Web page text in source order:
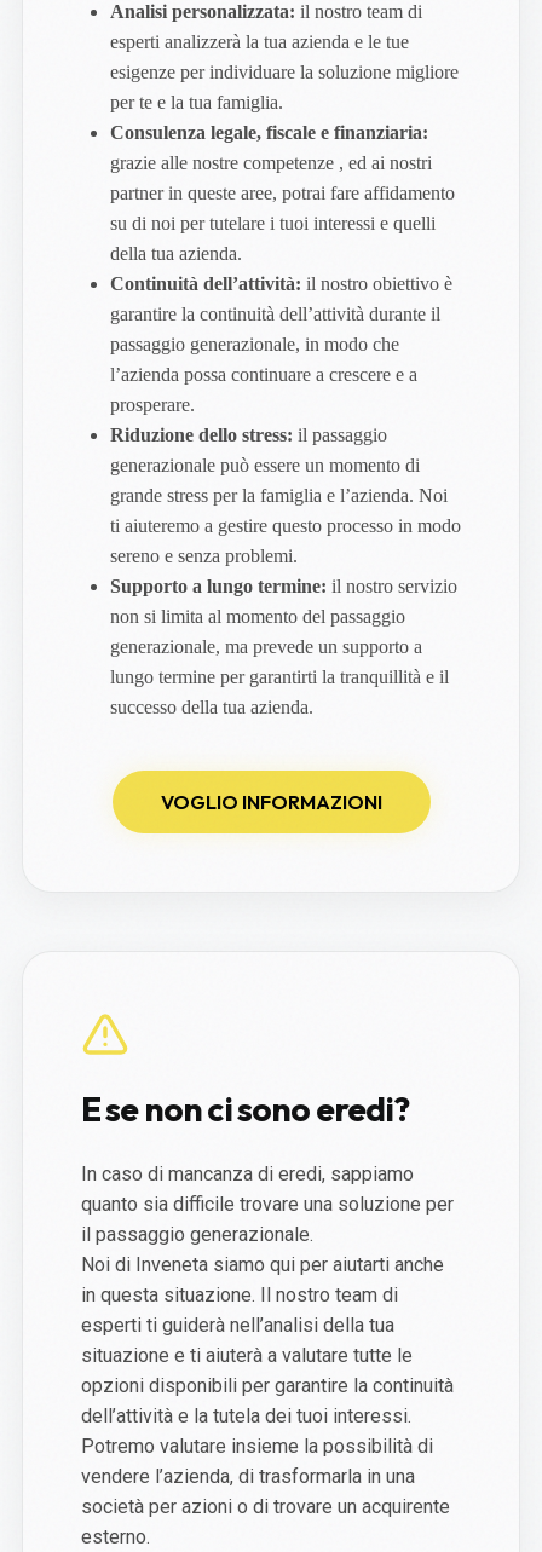
Analisi personalizzata: il nostro team di
esperti analizzerà la tua azienda e le tue
esigenze per individuare la soluzione migliore
per te e la tua famiglia.
Consulenza legale, fiscale e finanziaria:
grazie alle nostre competenze , ed ai nostri
partner in queste aree, potrai fare affidamento
su di noi per tutelare i tuoi interessi e quelli
della tua azienda.
Continuità dell’attività: il nostro obiettivo è
garantire la continuità dell’attività durante il
passaggio generazionale, in modo che
l’azienda possa continuare a crescere e a
prosperare.
Riduzione dello stress: il passaggio
generazionale può essere un momento di
grande stress per la famiglia e l’azienda. Noi
ti aiuteremo a gestire questo processo in modo
sereno e senza problemi.
Supporto a lungo termine: il nostro servizio
non si limita al momento del passaggio
generazionale, ma prevede un supporto a
lungo termine per garantirti la tranquillità e il
successo della tua azienda.
VOGLIO INFORMAZIONI
E se non ci sono eredi?
In caso di mancanza di eredi, sappiamo
quanto sia difficile trovare una soluzione per
il passaggio generazionale.
Noi di Inveneta siamo qui per aiutarti anche
in questa situazione. Il nostro team di
esperti ti guiderà nell’analisi della tua
situazione e ti aiuterà a valutare tutte le
opzioni disponibili per garantire la continuità
dell’attività e la tutela dei tuoi interessi.
Potremo valutare insieme la possibilità di
vendere l’azienda, di trasformarla in una
società per azioni o di trovare un acquirente
esterno.